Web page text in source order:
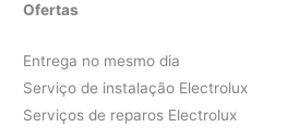
Ofertas
Entrega no mesmo dia
Serviço de instalação Electrolux
Serviços de reparos Electrolux